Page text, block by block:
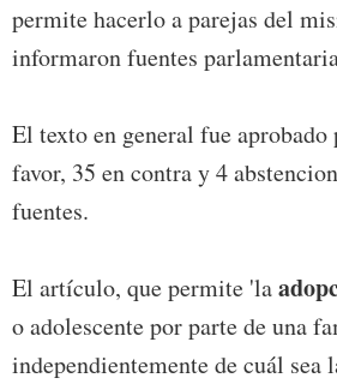
permite hacerlo a parejas del
informaron fuentes
El texto en general fue aprobado
favor, 35 en contra y 4
fuentes.
El artículo, que permite 'la
o adolescente por parte de una
independientemente de cuál sea